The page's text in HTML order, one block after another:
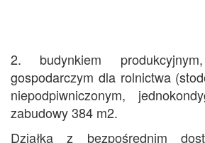
2. budynkiem
gospodarczym dla rolnictwa
niepodpiwniczonym,
zabudowy 384 m2.
Działka z bezpośrednim